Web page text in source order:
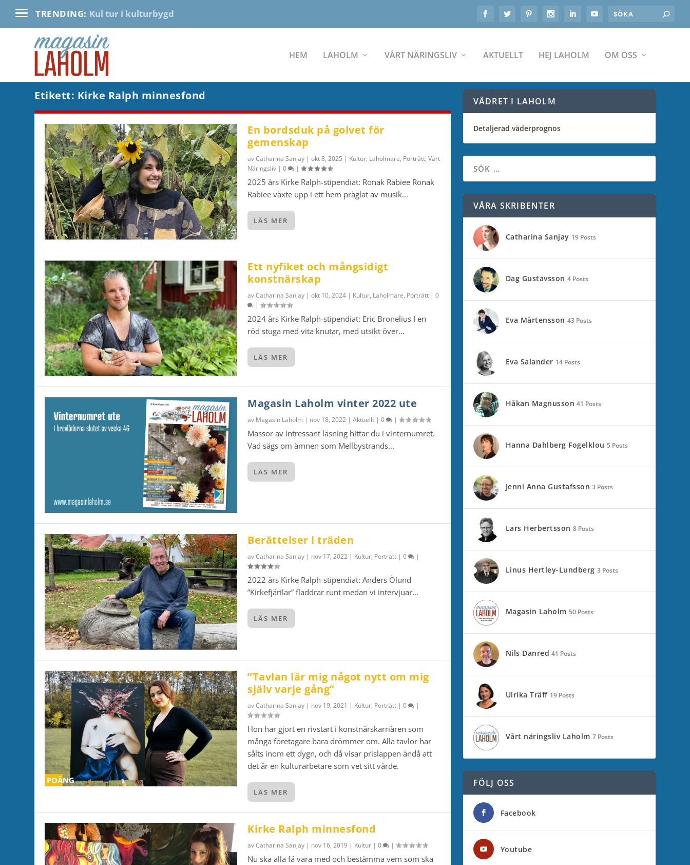
TRENDING: Kul tur i kulturbygd
HEM LAHOLM VÅRT NÄRINGSLIV AKTUELLT HEJ LAHOLM OM OSS
Etikett: Kirke Ralph minnesfond
En bordsduk på golvet för
gemenskap
avCatharina Sanjay |okt 8, 2025 | Kultur, Laholmare, Porträtt,Vårt
Näringsliv |0 |
2025 års Kirke Ralph-stipendiat: Ronak Rabiee Ronak
Rabiee växte upp i ett hem präglat av musik...
LÄS MER
Ett nyfiket och mångsidigt
konstnärskap
avCatharina Sanjay |okt 10, 2024 | Kultur, Laholmare, Porträtt |0
|
2024 års Kirke Ralph-stipendiat: Eric Bronelius I en
röd stuga med vita knutar, med utsikt över...
LÄS MER
Magasin Laholm vinter 2022 ute
av Magasin Laholm | nov 18, 2022 |Aktuellt |0 |
Massor av intressant läsning hittar du i vinternumret.
Vad sägs om ämnen som Mellbystrands...
LÄS MER
Berättelser i träden
avCatharina Sanjay | nov 17, 2022 | Kultur, Porträtt |0 |
2022 års Kirke Ralph-stipendiat: Anders Ölund
”Kirkefjärilar” fladdrar runt medan vi intervjuar...
LÄS MER
POÄNG
”Tavlan lär mig något nytt om mig
själv varje gång”
avCatharina Sanjay | nov 19, 2021 | Kultur, Porträtt |0 |
Hon har gjort en rivstart i konstnärskarriären som
många företagare bara drömmer om. Alla tavlor har
sålts inom ett dygn, och då visar prislappen ändå att
det är en kulturarbetare som vet sitt värde.
LÄS MER
Kirke Ralph minnesfond
avCatharina Sanjay | nov 16, 2019 | Kultur |0 |
Nu ska alla få vara med och bestämma vem som ska
VÄDRET I LAHOLM
Detaljerad väderprognos
VÅRA SKRIBENTER
Catharina Sanjay 19 Posts
Dag Gustavsson 4 Posts
Eva Mårtensson 43 Posts
Eva Salander 14 Posts
Håkan Magnusson 41 Posts
Hanna Dahlberg Fogelklou 5 Posts
Jenni Anna Gustafsson 3 Posts
Lars Herbertsson 8 Posts
Linus Hertley-Lundberg 3 Posts
Magasin Laholm 50 Posts
Nils Danred 41 Posts
Ulrika Träff 19 Posts
Vårt näringsliv Laholm 7 Posts
FÖLJ OSS
Facebook
Youtube